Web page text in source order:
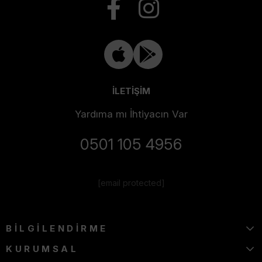
İLETİŞİM
Yardıma mı İhtiyacın Var
0501 105 4956
[email protected]
BİLGİLENDİRME
KURUMSAL